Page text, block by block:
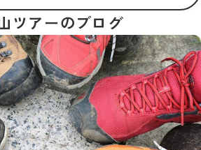
ツアーのブログ